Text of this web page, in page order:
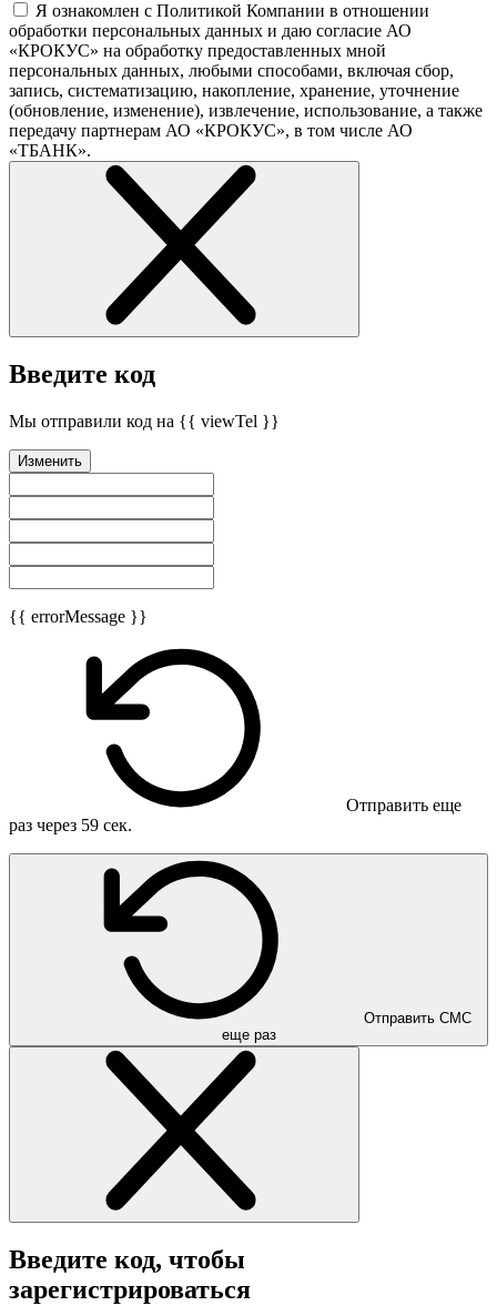
Я ознакомлен с Политикой Компании в отношении
обработки персональных данных и даю согласие АО
«КРОКУС» на обработку предоставленных мной
персональных данных, любыми способами, включая сбор,
запись, систематизацию, накопление, хранение, уточнение
(обновление, изменение), извлечение, использование, а также
передачу партнерам АО «КРОКУС», в том числе АО
«ТБАНК».
Введите код
Мы отправили код на {{ viewTel }}
Изменить
{{ errorMessage }}
Отправить еще
раз через 59 сек.
еще раз
Введите код, чтобы
зарегистрироваться